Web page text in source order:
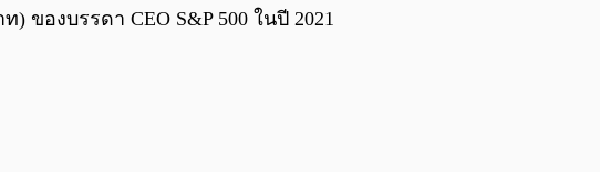
ของบรรดา CEO S&P 500 ในปี 2021